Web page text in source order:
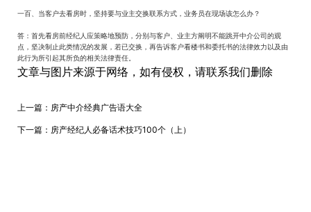
一百、当客户去看房时，坚持要与业主交换联系方式，业务员在现场该怎么办？
答：首先看房前经纪人应策略地预防，分别与客户、业主方阐明不能跳开中介公司的观
点，坚决制止此类情况的发展，若已交换，再告诉客户看楼书和委托书的法律效力以及由
此行为所引起其所负的相关法律责任。
文章与图片来源于网络，如有侵权，请联系我们删除
上一篇： 房产中介经典广告语大全
下一篇： 房产经纪人必备话术技巧100个（上）